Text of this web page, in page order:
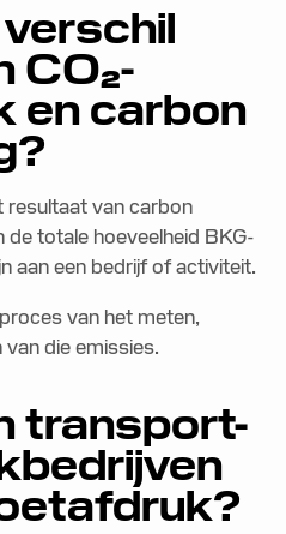
CO₂-
en carbon
resultaat van carbon
de totale hoeveelheid BKG-
aan een bedrijf of activiteit.
van het meten,
die emissies.
transport-